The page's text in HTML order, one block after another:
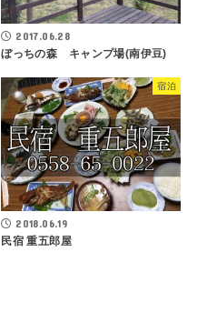
2017.06.28
ぼっちの森 キャンプ場(南伊豆)
宿泊
2018.06.19
民宿 重五郎屋